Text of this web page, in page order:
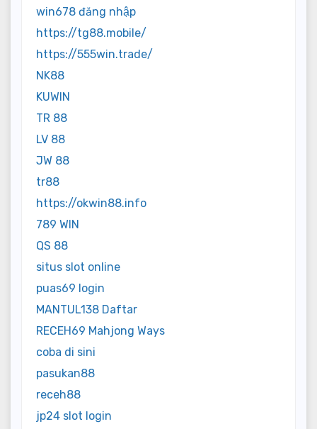
win678 đăng nhập
https://tg88.mobile/
https://555win.trade/
NK88
KUWIN
TR 88
LV 88
JW 88
tr88
https://okwin88.info
789 WIN
QS 88
situs slot online
puas69 login
MANTUL138 Daftar
RECEH69 Mahjong Ways
coba di sini
pasukan88
receh88
jp24 slot login